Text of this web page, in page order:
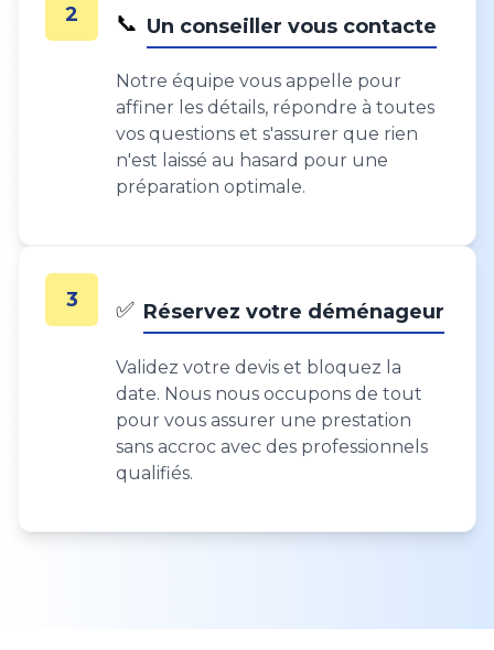
2 📞 Un conseiller vous contacte
Notre équipe vous appelle pour
affiner les détails, répondre à toutes
vos questions et s'assurer que rien
n'est laissé au hasard pour une
préparation optimale.
3 ✅ Réservez votre déménageur
Validez votre devis et bloquez la
date. Nous nous occupons de tout
pour vous assurer une prestation
sans accroc avec des professionnels
qualifiés.